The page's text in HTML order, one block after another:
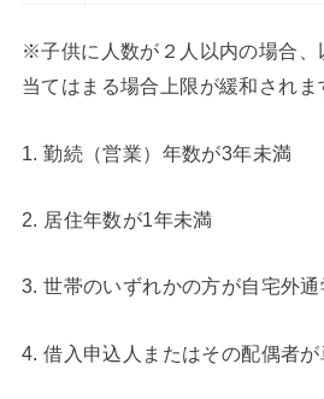
※子供に人数が２人以内の場合、
当てはまる場合上限が緩和されま
1. 勤続（営業）年数が3年未満
2. 居住年数が1年未満
3. 世帯のいずれかの方が自宅外
4. 借入申込人またはその配偶者